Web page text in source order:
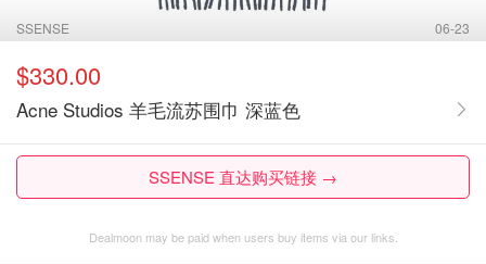
SSENSE 06-23
$330.00
Acne Studios 羊毛流苏围巾 深蓝色
SSENSE 直达购买链接 →
Dealmoon may be paid when users buy items via our links.